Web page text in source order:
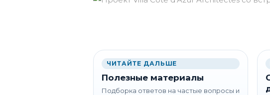
ЧИТАЙТЕ ДАЛЬШЕ
Полезные материалы
Подборка ответов на частые вопросы и